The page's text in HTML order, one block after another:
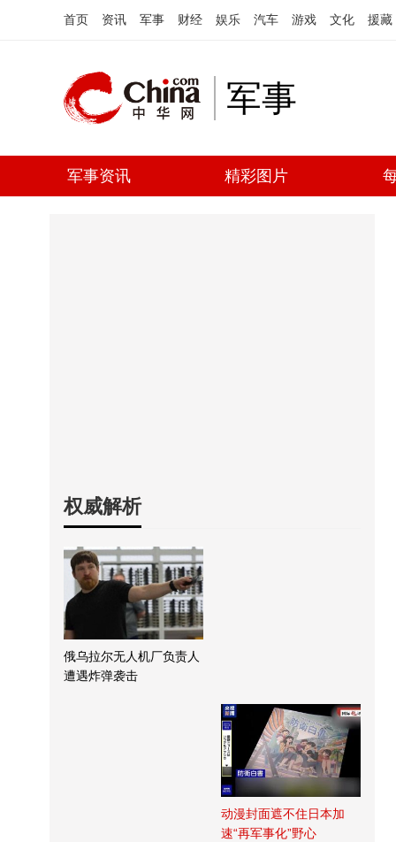
首页 资讯 军事 财经 娱乐 汽车 游戏 文化 援藏
军事
军事资讯 精彩图片
权威解析
俄乌拉尔无人机厂负责人
遭遇炸弹袭击
动漫封面遮不住日本加
速“再军事化”野心